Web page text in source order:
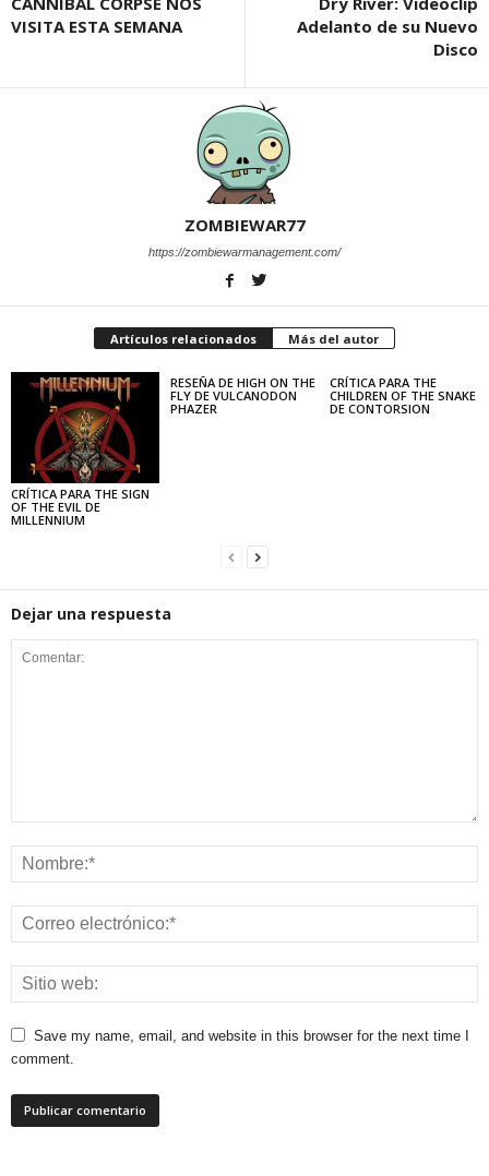
VISITA ESTA SEMANA
Adelanto de su Nuevo
Disco
ZOMBIEWAR77
https://zombiewarmanagement.com/
Artículos relacionados Más del autor
CRÍTICA PARA THE SIGN
OF THE EVIL DE
MILLENNIUM
RESEÑA DE HIGH ON THE
FLY DE VULCANODON
PHAZER
CRÍTICA PARA THE
CHILDREN OF THE SNAKE
DE CONTORSION
Dejar una respuesta
Save my name, email, and website in this browser for the next time I
comment.